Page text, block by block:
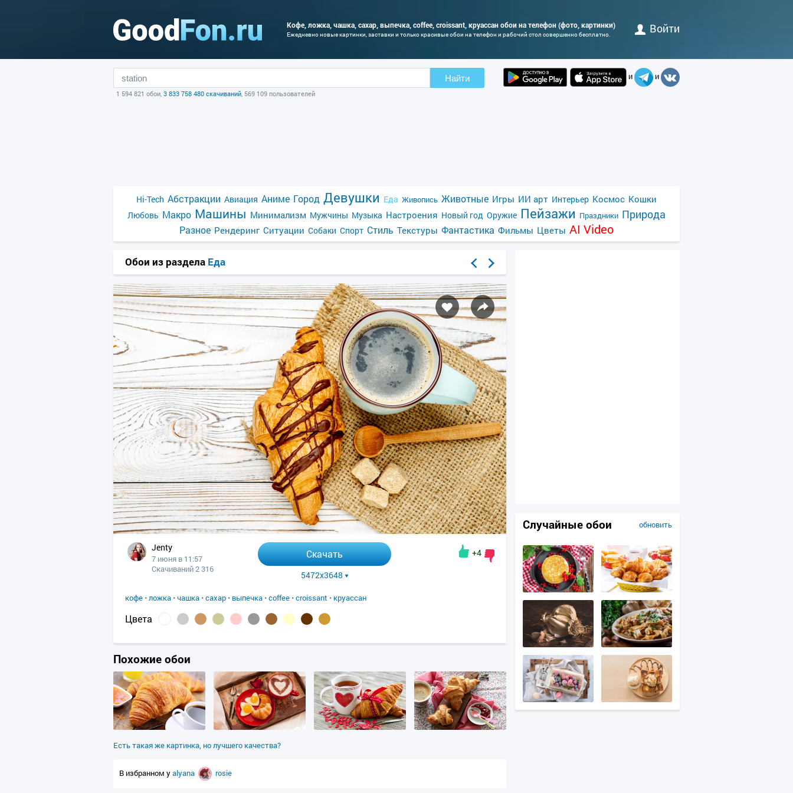
Кофе, ложка, чашка, сахар, выпечка, coffee, croissant, круассан обои на телефон (фото, картинки)
Ежедневно новые картинки, заставки и только красивые обои на телефон и рабочий стол совершенно бесплатно. Войти
Найти
1 594 821 обои, 3 833 758 480 скачиваний, 569 109 пользователей
и и
Hi-Tech Абстракции Авиация Аниме Город Девушки Еда Живопись Животные Игры ИИ арт Интерьер Космос Кошки
Любовь Макро Машины Минимализм Мужчины Музыка Настроения Новый год Оружие Пейзажи Праздники Природа
Разное Рендеринг Ситуации Собаки Спорт Стиль Текстуры Фантастика Фильмы Цветы AI Video
Обои из раздела Еда
Jenty
7 июня в 11:57
Скачиваний 2 316
Скачать
5472x3648
+4
кофе •ложка •чашка •сахар • выпечка •coffee •croissant • круассан
Цвета
Похожие обои
Есть такая же картинка, но лучшего качества?
В избранном уalyana rosie
обновить
Случайные обои